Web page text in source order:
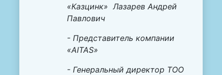
«Казцинк» Лазарев Андрей
Павлович
- Представитель компании
«AITAS»
- Генеральный директор ТОО